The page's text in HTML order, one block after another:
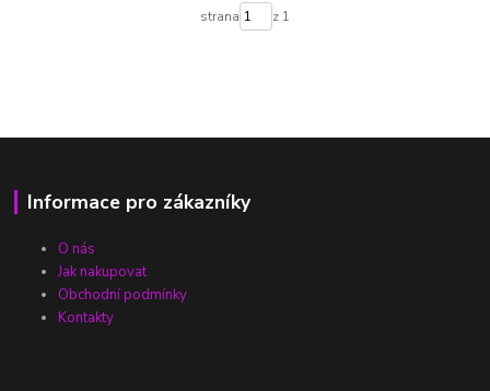
strana z 1
Informace pro zákazníky
O nás
Jak nakupovat
Obchodní podmínky
Kontakty